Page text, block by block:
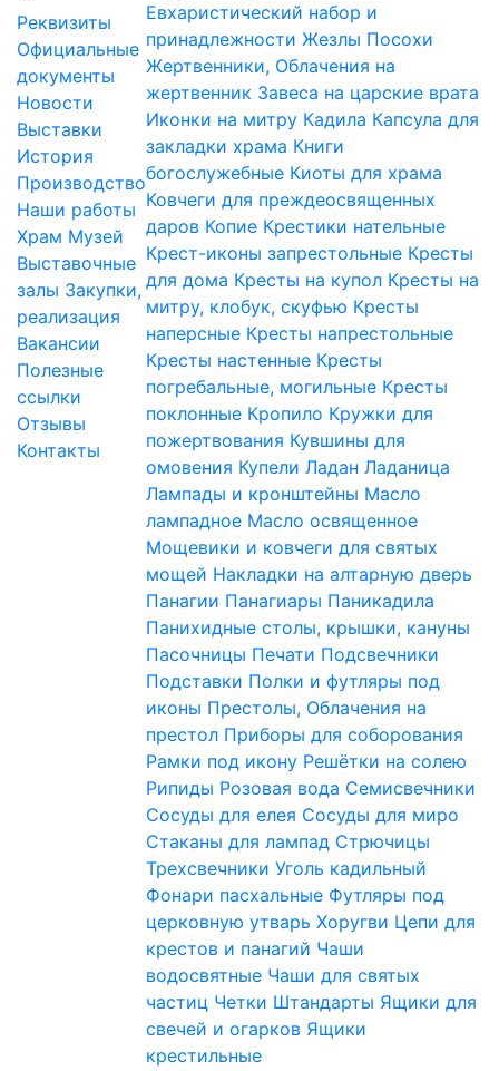
Реквизиты
Официальные
документы
Новости
Выставки
История
Производство
Наши работы
Храм Музей
Выставочные
залы Закупки,
реализация
Вакансии
Полезные
ссылки
Отзывы
Контакты
Евхаристический набор и
принадлежности Жезлы Посохи
Жертвенники, Облачения на
жертвенник Завеса на царские врата
Иконки на митру Кадила Капсула для
закладки храма Книги
богослужебные Киоты для храма
Ковчеги для преждеосвященных
даров Копие Крестики нательные
Крест-иконы запрестольные Кресты
для дома Кресты на купол Кресты на
митру, клобук, скуфью Кресты
наперсные Кресты напрестольные
Кресты настенные Кресты
погребальные, могильные Кресты
поклонные Кропило Кружки для
пожертвования Кувшины для
омовения Купели Ладан Ладаница
Лампады и кронштейны Масло
лампадное Масло освященное
Мощевики и ковчеги для святых
мощей Накладки на алтарную дверь
Панагии Панагиары Паникадила
Панихидные столы, крышки, кануны
Пасочницы Печати Подсвечники
Подставки Полки и футляры под
иконы Престолы, Облачения на
престол Приборы для соборования
Рамки под икону Решётки на солею
Рипиды Розовая вода Семисвечники
Сосуды для елея Сосуды для миро
Стаканы для лампад Стрючицы
Трехсвечники Уголь кадильный
Фонари пасхальные Футляры под
церковную утварь Хоругви Цепи для
крестов и панагий Чаши
водосвятные Чаши для святых
частиц Четки Штандарты Ящики для
свечей и огарков Ящики
крестильные